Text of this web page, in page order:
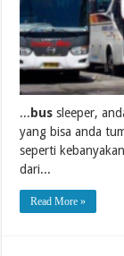
... bus sleeper,
yang bisa anda
seperti kebanyakan
dari...
Read More »